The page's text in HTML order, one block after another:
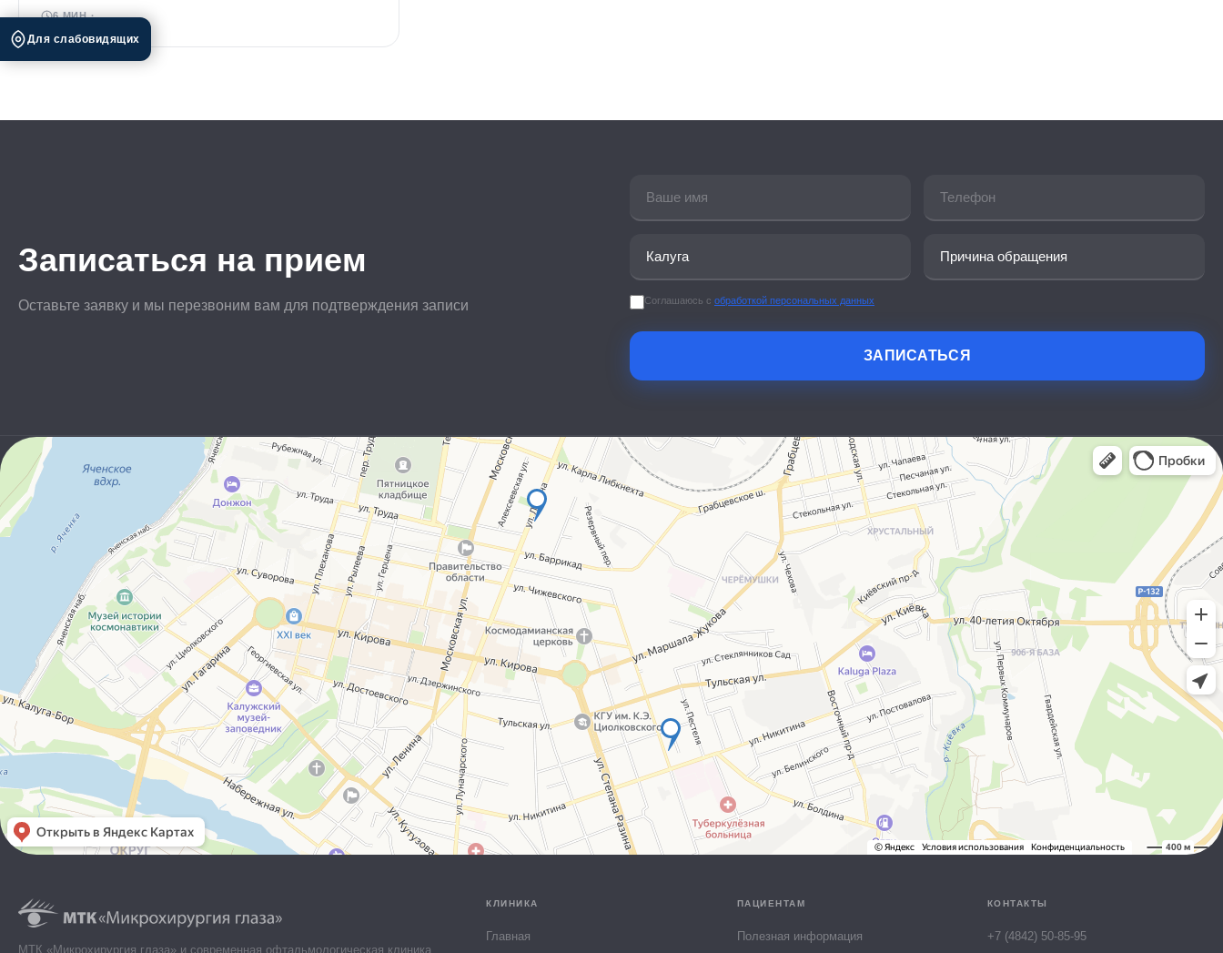
6 МИН ·
Записаться на прием
Оставьте заявку и мы перезвоним вам для подтверждения записи Соглашаюсь с обработкой персональных данных
ЗАПИСАТЬСЯ
МТК «Микрохирургия глаза» и современная офтальмологическая клиника.
КЛИНИКА
Главная
ПАЦИЕНТАМ
Полезная информация
КОНТАКТЫ
+7 (4842) 50-85-95
Юля
Онлайн-консультант МТК
Для слабовидящих